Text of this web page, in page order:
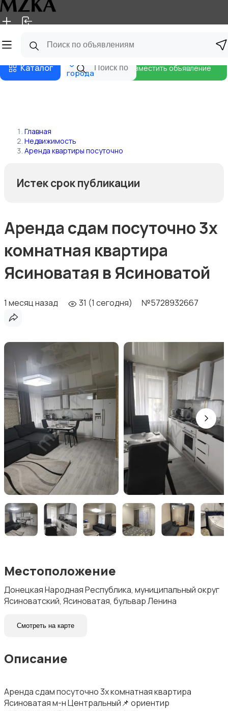
Главная Магазины
Каталог
города
Разместить объявление
Главная
Недвижимость
Аренда квартиры посуточно
Истек срок публикации
Аренда сдам посуточно 3х
комнатная квартира
Ясиноватая в Ясиноватой
1 месяц назад 31 (1 сегодня) №5728932667
Местоположение
Донецкая Народная Республика, муниципальный округ
Ясиноватский, Ясиноватая, бульвар Ленина
Смотреть на карте
Описание
Аренда сдам посуточно 3х комнатная квартира
Ясиноватая м-н Центральный📌 ориентир